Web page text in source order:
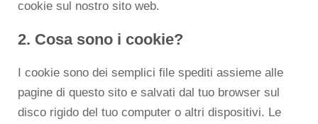
cookie sul nostro sito web.
2. Cosa sono i cookie?
I cookie sono dei semplici file spediti assieme alle
pagine di questo sito e salvati dal tuo browser sul
disco rigido del tuo computer o altri dispositivi. Le